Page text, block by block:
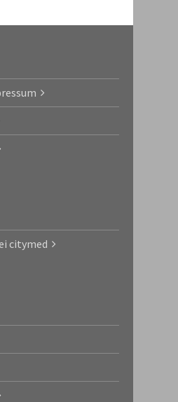
citymed